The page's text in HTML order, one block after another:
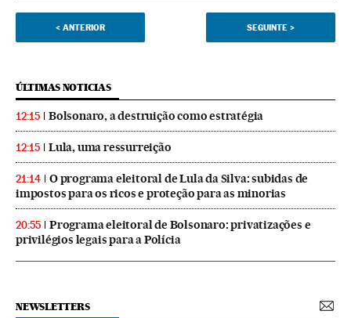
< ANTERIOR SEGUINTE >
ÚLTIMAS NOTICIAS
12:15 Bolsonaro, a destruição como estratégia
12:15 Lula, uma ressurreição
21:14
O programa eleitoral de Lula da Silva: subidas de
impostos para os ricos e proteção para as minorias
20:55
Programa eleitoral de Bolsonaro: privatizações e
privilégios legais para a Polícia
NEWSLETTERS